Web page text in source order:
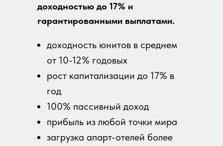
доходность юнитов в среднем
от 10-12% годовых
рост капитализации до 17% в
год
100% пассивный доход
прибыль из любой точки мира
загрузка апарт-отелей более
доходностью до 17% и
гарантированными выплатами.